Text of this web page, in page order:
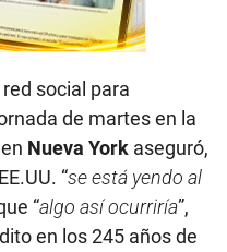
social para
de martes en la
Nueva York aseguró,
“se está yendo al
“algo así ocurriría”,
en los 245 años de